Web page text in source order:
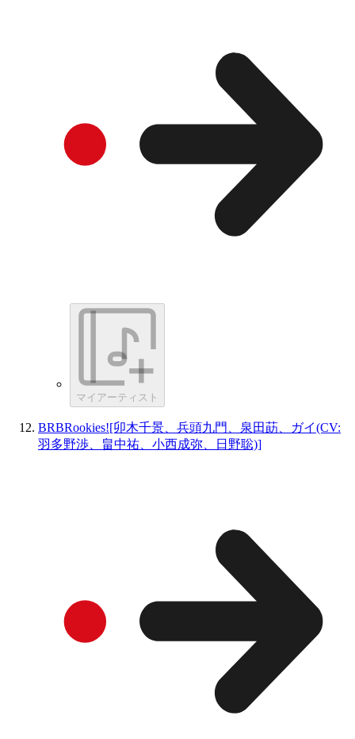
マイアーティスト
BRBRookies![卯木千景、兵頭九門、泉田莇、ガイ(CV:
羽多野渉、畠中祐、小西成弥、日野聡)]